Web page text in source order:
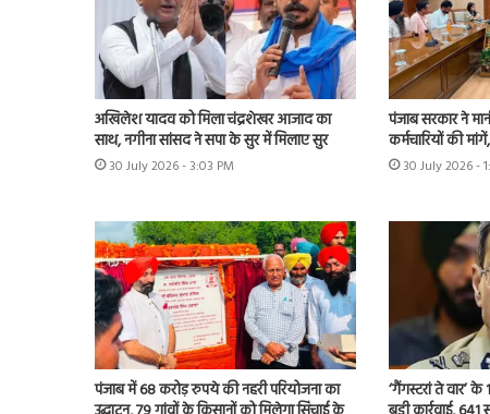
अखिलेश यादव को मिला चंद्रशेखर आजाद का
साथ, नगीना सांसद ने सपा के सुर में मिलाए सुर
30 July 2026 - 3:03 PM
पंजाब सरकार ने
कर्मचारियों की
30 July 2026 -
पंजाब में 68 करोड़ रुपये की नहरी परियोजना का
‘गैंगस्टरां ते वार’